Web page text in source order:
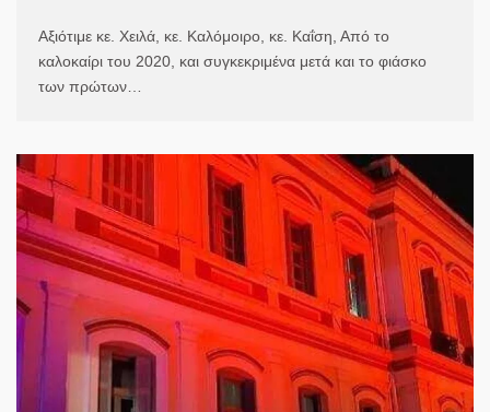
Αξιότιμε κε. Χειλά, κε. Καλόμοιρο, κε. Καΐση, Από το
καλοκαίρι του 2020, και συγκεκριμένα μετά και το φιάσκο
των πρώτων…